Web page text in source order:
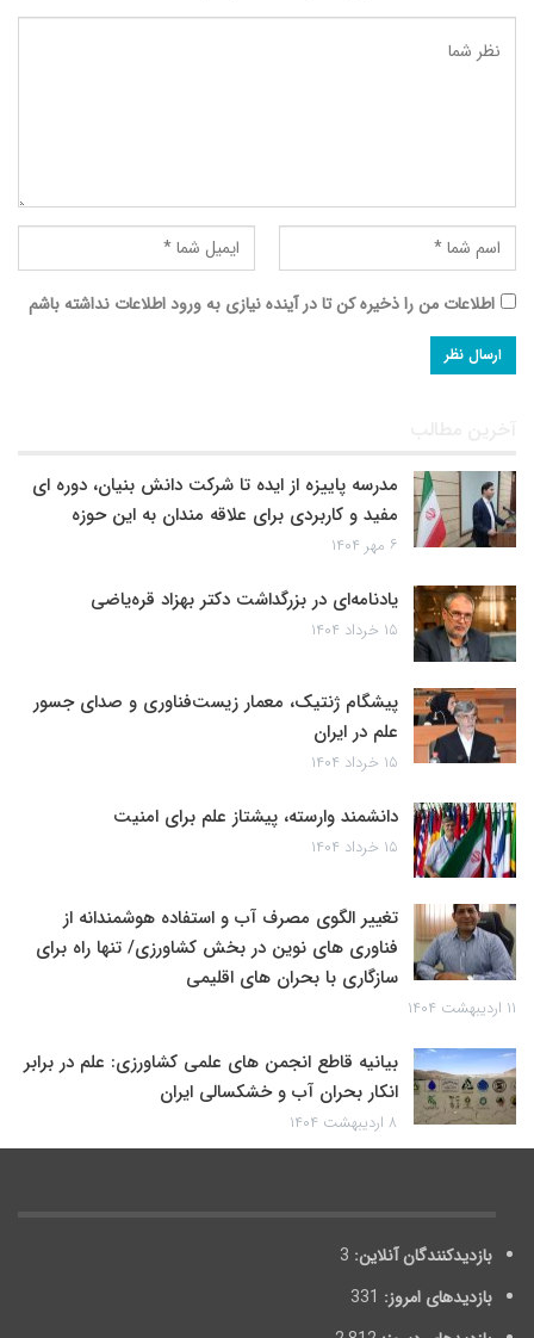
اطلاعات من را ذخیره کن تا در آینده نیازی به ورود اطلاعات نداشته باشم
آخرین مطالب
مدرسه پاییزه از ایده تا شرکت دانش بنیان، دوره ای
مفید و کاربردی برای علاقه مندان به این حوزه
۶ مهر ۱۴۰۴
یادنامه‌ای در بزرگداشت دکتر بهزاد قره‌یاضی
۱۵ خرداد ۱۴۰۴
پیشگام ژنتیک، معمار زیست‌فناوری و صدای جسور
علم در ایران
۱۵ خرداد ۱۴۰۴
دانشمند وارسته، پیشتاز علم برای امنیت
۱۵ خرداد ۱۴۰۴
تغییر الگوی مصرف آب و استفاده هوشمندانه از
فناوری های نوین در بخش کشاورزی/ تنها راه برای
سازگاری با بحران های اقلیمی
۱۱ اردیبهشت ۱۴۰۴
بیانیه قاطع انجمن های علمی کشاورزی: علم در برابر
انکار بحران آب و خشکسالی ایران
۸ اردیبهشت ۱۴۰۴
بازدیدکنندگان آنلاین: 3
بازدیدهای امروز: 331